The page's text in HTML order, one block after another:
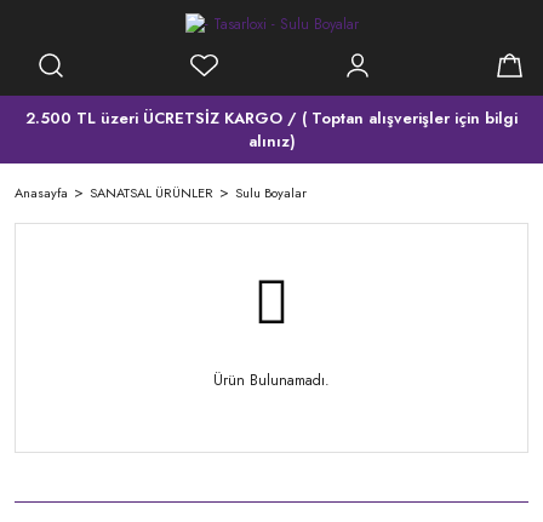
2.500 TL üzeri ÜCRETSİZ KARGO / ( Toptan alışverişler için bilgi
alınız)
Anasayfa SANATSAL ÜRÜNLER Sulu Boyalar
Ürün Bulunamadı.